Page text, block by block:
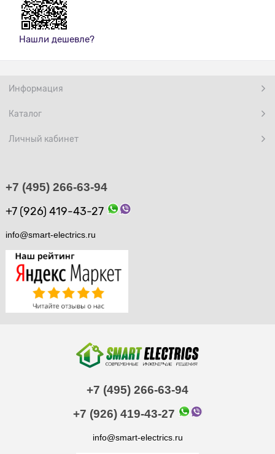
Нашли дешевле?
Информация
Каталог
Личный кабинет
+7 (495) 266-63-94
+7 (926) 419-43-27
info@smart-electrics.ru
+7 (495) 266-63-94
+7 (926) 419-43-27
info@smart-electrics.ru